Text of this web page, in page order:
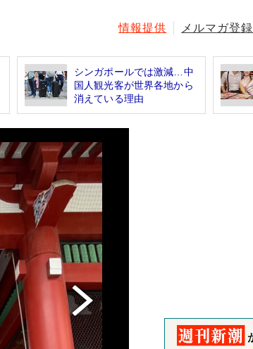
情報提供 メルマガ登録
シンガポールでは激減…中
国人観光客が世界各地から
消えている理由